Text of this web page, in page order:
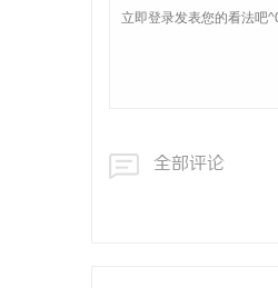
全部评论